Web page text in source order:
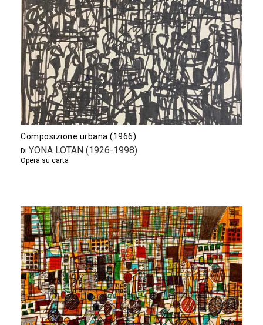
Composizione urbana (1966)
Di YONA LOTAN (1926-1998)
Opera su carta